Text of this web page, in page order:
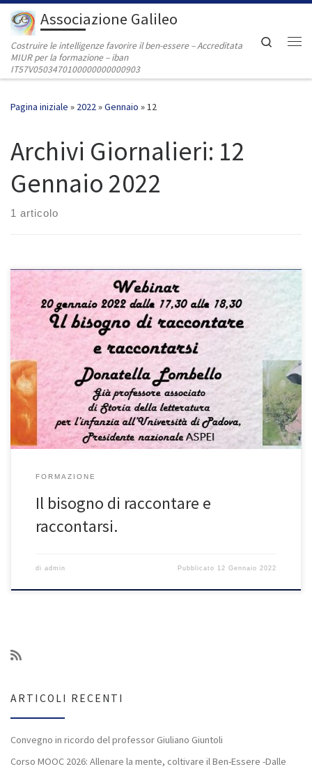
Passa al contenuto
Associazione Galileo
Costruire le intelligenze favorire il ben-essere – Accreditata
MIUR per la formazione – iban
IT57V0503470100000000000903
Search
Pagina iniziale » 2022»Gennaio »12
Archivi Giornalieri: 12
Gennaio 2022
1 articolo
Ripartiamo con un Webinar GRATUITO!! Qui il link per partecipare:
meet.google.com/pgh-xdvw-xfv, Verrà rilasciato l’attestato di
partecipazione. Vi aspettiamo!! Donatella Lombello: Studiosa
senior dello Studio patavino, già professore associato di Storia
della Letteratura per l’infanzia all’Università di Padova, coordina
dal 1993 il Gruppo di Ricerca sulle Biblioteche scolastiche. È stata
direttrice […]
FORMAZIONE
Il bisogno di raccontare e
raccontarsi.
di admin Pubblicato 12 Gennaio 2022
ARTICOLI RECENTI
Convegno in ricordo del professor Giuliano Giuntoli
Corso MOOC 2026: Allenare la mente, coltivare il Ben-Essere -Dalle